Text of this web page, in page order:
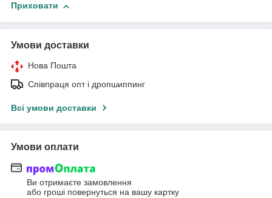
Приховати
Умови доставки
Нова Пошта
Співпраця опт і дропшиппинг
Всі умови доставки
Умови оплати
Ви отримаєте замовлення
або гроші повернуться на вашу картку